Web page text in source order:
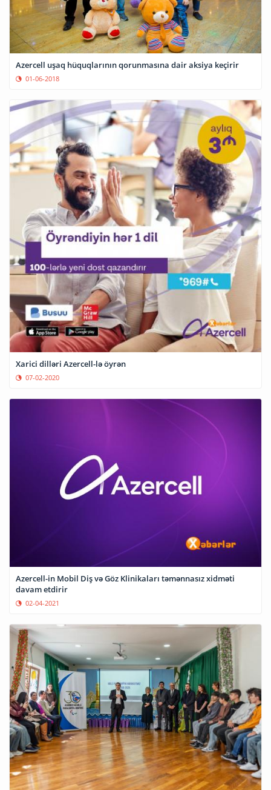
Azercell uşaq hüquqlarının qorunmasına dair aksiya keçirir
01-06-2018
Xarici dilləri Azercell-lə öyrən
07-02-2020
Azercell-in Mobil Diş və Göz Klinikaları təmənnasız xidməti
davam etdirir
02-04-2021